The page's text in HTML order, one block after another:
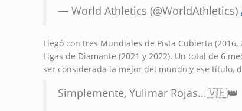
— World Athletics (@WorldAthletics)
Llegó con tres Mundiales de Pista Cubierta
Ligas de Diamante (2021 y 2022). Un total de 6
ser considerada la mejor del mundo y ese título,
Simplemente, Yulimar Rojas...🇻🇪👑